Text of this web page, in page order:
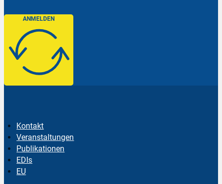
ANMELDEN
Kontakt
Veranstaltungen
Publikationen
EDIs
EU